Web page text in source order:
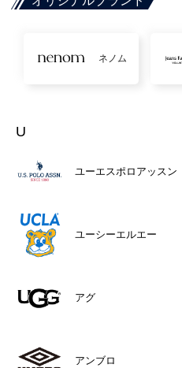
ネノム
U
ユーエスポロアッスン
ユーシーエルエー
アグ
アンブロ